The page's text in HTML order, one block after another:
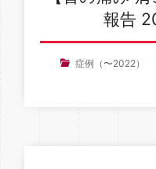
報告
症例（〜2022）